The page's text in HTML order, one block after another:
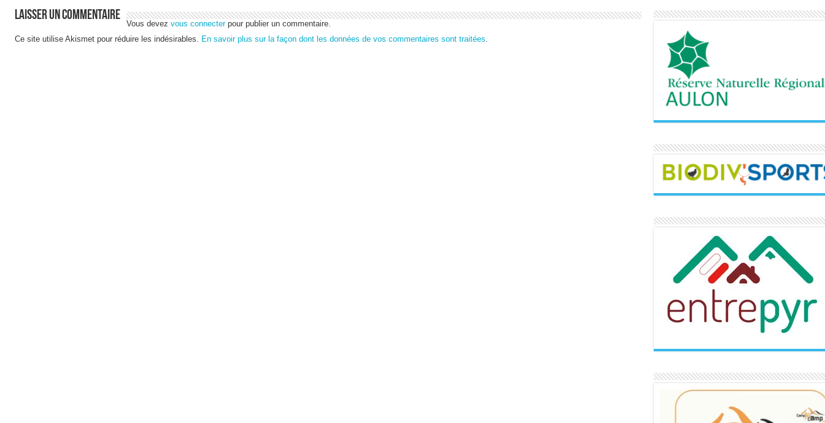
Laisser un commentaire
Vous devez vous connecterpour publier un commentaire.
Ce site utilise Akismet pour réduire les indésirables. En savoir plus sur la façon dont les données de vos commentaires sont traitées